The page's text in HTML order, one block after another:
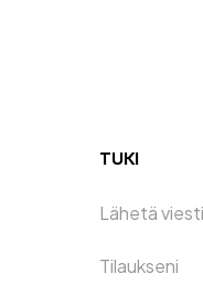
TUKI
Lähetä
Tilaukseni